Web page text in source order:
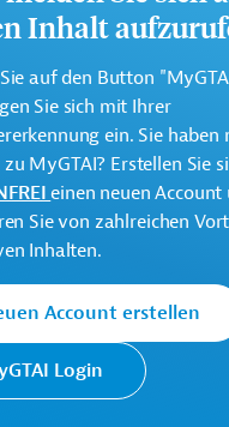
zu dem
Originaldokument, das
US-Dollar
US-Dollar (Zuschuss)
Inhalt
auf den Button
Sie sich mit Ihrer
ein. Sie haben
MyGTAI? Erstellen Sie
einen neuen Account
Sie von zahlreichen
Inhalten.
Account erstellen
Login